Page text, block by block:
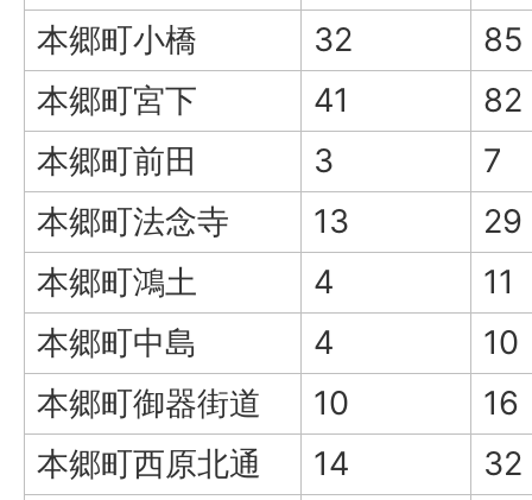
本郷町小橋
32
85
本郷町宮下
41
82
本郷町前田
3
7
本郷町法念寺
13
29
本郷町鴻土
4
11
本郷町中島
4
10
本郷町御器街道
10
16
本郷町西原北通
14
32